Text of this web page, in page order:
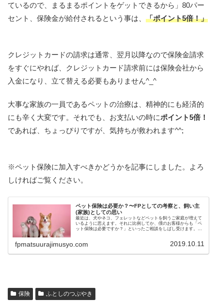
ているので、まるまるポイントをゲットできるから」80パー
セント、保険金が給付されるという事は、 「ポイント5倍！」
クレジットカードの請求は通常、翌月以降なので保険金請求
をすぐにやれば、クレジットカード請求前には保険会社から
入金になり、立て替える必要もありません^_^
大事な家族の一員であるペットの治療は、精神的にも経済的
にも辛く大変です。それでも、お支払いの時にポイント5倍！
であれば、ちょっぴりですが、気持ちが救われます^^;
※ペット保険に加入すべきかどうかを記事にしました。よろ
しければご覧ください。
ペット保険は必要か？〜FPとしての考察と、飼い主
(家族)としての思い
最近は、犬やネコ、フェレットなどペットを飼うご家庭が増えて
いるように思えます。それに比例してか、僕のお客様からも「ペ
ット保険は必要ですか？」といったご相談をしばし受けます。し
有無２．飼い主(家族)としての思いから考えるペット保険の必要
fpmatsuurajimusyo.com 2019.10.11
保険 ふとしのつぶやき